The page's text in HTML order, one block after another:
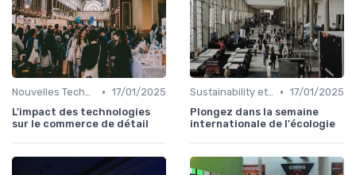
Nouvelles Technologies dans l'Événementiel • 17/01/2025
L'impact des technologies
sur le commerce de détail
Sustainability et Événements Écoresponsables • 17/01/2025
Plongez dans la semaine
internationale de l'écologie